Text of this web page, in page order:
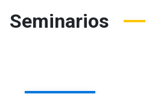
Seminarios